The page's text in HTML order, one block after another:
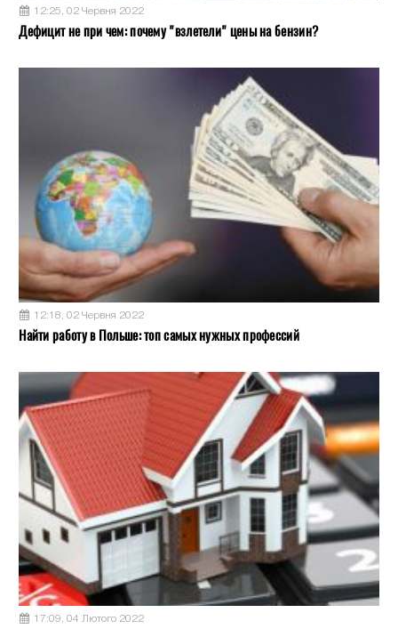
12:25, 02 Червня 2022
Дефицит не при чем: почему "взлетели" цены на бензин?
12:18, 02 Червня 2022
Найти работу в Польше: топ самых нужных профессий
17:09, 04 Лютого 2022